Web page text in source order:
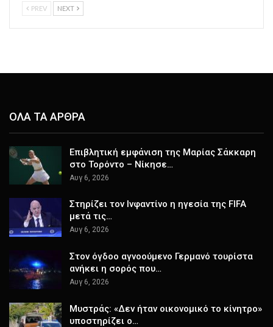
PREV NEXT
ΟΛΑ ΤΑ ΑΡΘΡΑ
Επιβλητική εμφάνιση της Μαρίας Σάκκαρη
στο Τορόντο – Νίκησε…
Αυγ 6, 2026
Στηρίζει τον Ινφαντίνο η ηγεσία της FIFA
μετά τις…
Αυγ 6, 2026
Στον όγδοο αγνοούμενο Γερμανό τουρίστα
ανήκει η σορός που…
Αυγ 6, 2026
Μυστράς: «Δεν ήταν οικονομικό το κίνητρο»
υποστηρίζει ο…